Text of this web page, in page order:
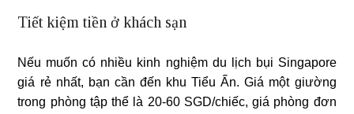
Tiết kiệm tiền ở khách sạn
Nếu muốn có nhiều kinh nghiệm du lịch bụi Singapore
giá rẻ nhất, bạn cần đến khu Tiểu Ấn. Giá một giường
trong phòng tập thể là 20-60 SGD/chiếc, giá phòng đơn